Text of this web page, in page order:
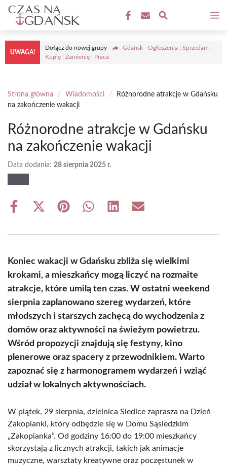
Przejdź
treści
UWAGA!
Dołącz do nowej grupy
Gdańsk - Ogłoszenia | Sprzedam |
Kupię | Zamienię | Praca
Strona główna / Wiadomości /
Różnorodne atrakcje w Gdańsku
na zakończenie wakacji
Różnorodne atrakcje w Gdańsku
na zakończenie wakacji
Data dodania: 28 sierpnia 2025 r.
Share
Share
(Twitter)
Share Share Share Share
Koniec wakacji w Gdańsku zbliża się wielkimi
krokami, a mieszkańcy mogą liczyć na rozmaite
atrakcje, które umilą ten czas. W ostatni weekend
sierpnia zaplanowano szereg wydarzeń, które
młodszych i starszych zachęcą do wychodzenia z
domów oraz aktywności na świeżym powietrzu.
Wśród propozycji znajdują się festyny, kino
plenerowe oraz spacery z przewodnikiem. Warto
zapoznać się z harmonogramem wydarzeń i wziąć
udział w lokalnych aktywnościach.
W piątek, 29 sierpnia, dzielnica Siedlce zaprasza na Dzień
Zakopianki, który odbędzie się w Domu Sąsiedzkim
„Zakopianka”. Od godziny 16:00 do 19:00 mieszkańcy
skorzystają z licznych atrakcji, takich jak animacje
muzyczne, warsztaty kreatywne oraz poczęstunek w